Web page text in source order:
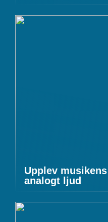
Upplev
analogt ljud